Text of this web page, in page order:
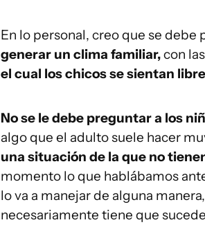
En lo personal, creo que se
generar un clima familiar,con
el cual los chicos se sientan
No se le debe preguntar a los
algo que el adulto suele hacer
una situación de la que no
momento lo que hablábamos
lo va a manejar de alguna
necesariamente tiene que